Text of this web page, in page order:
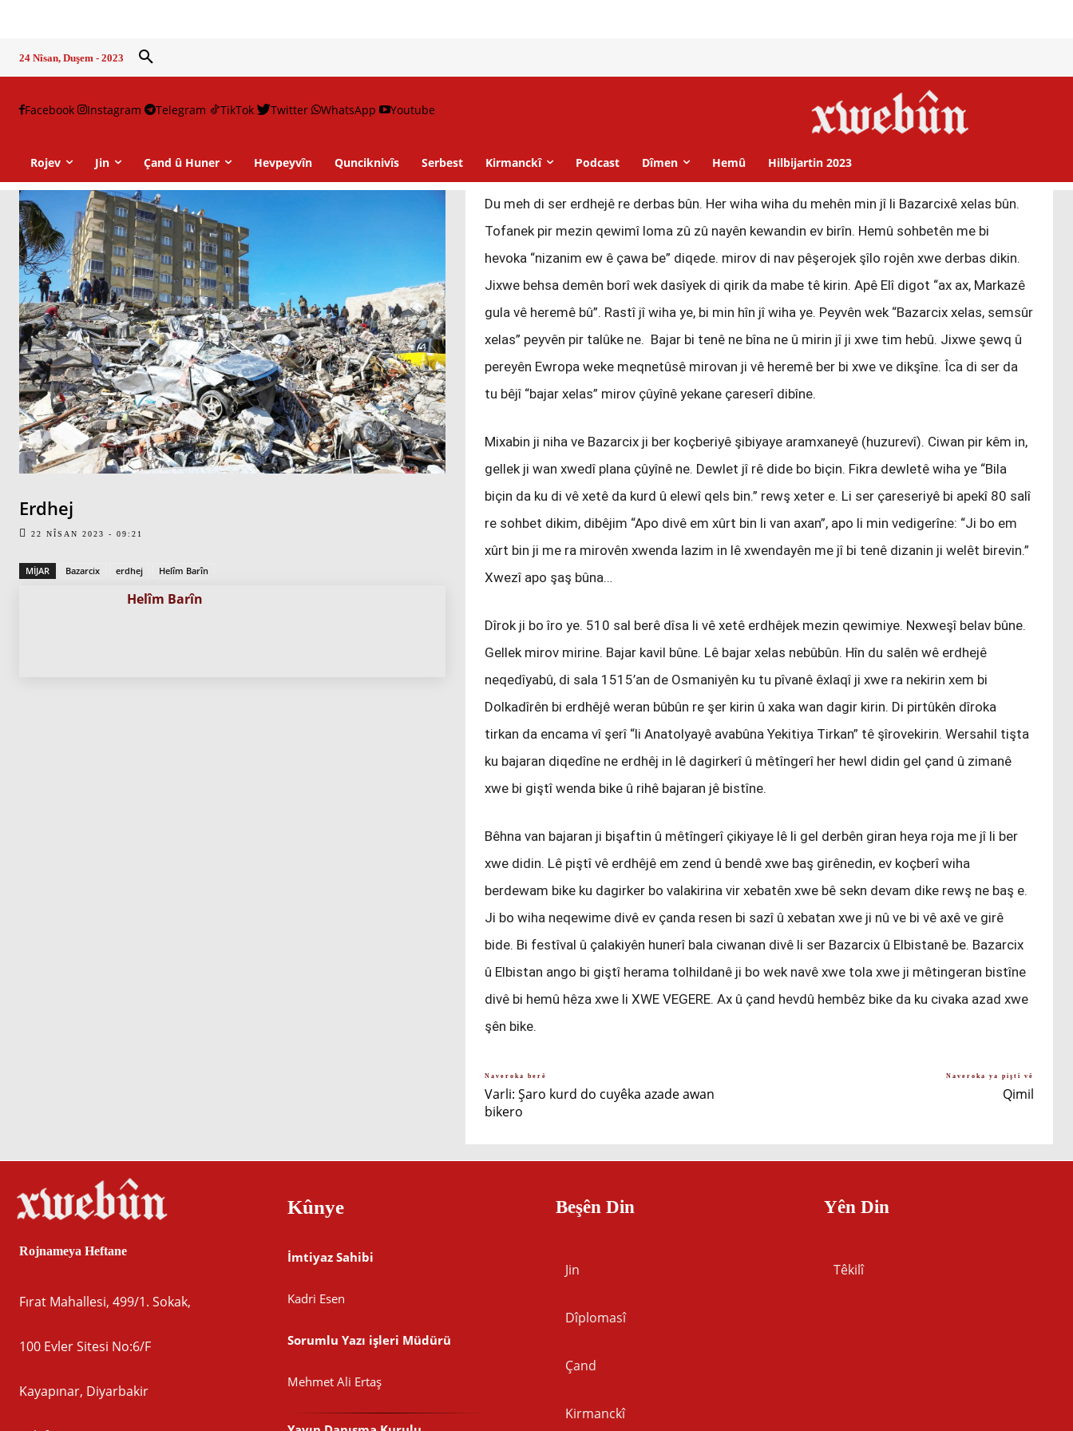
24 Nîsan, Duşem - 2023
Facebook Instagram Telegram TikTok Twitter WhatsApp Youtube
Rojev Jin Çand û Huner Hevpeyvîn Qunciknivîs Serbest Kirmanckî Podcast Dîmen Hemû Hilbijartin 2023
Erdhej
22 NÎSAN 2023 - 09:21
MIJAR Bazarcix erdhej Helîm Barîn
Helîm Barîn
Du meh di ser erdhejê re derbas bûn. Her wiha wiha du mehên min jî li Bazarcixê xelas bûn.
Tofanek pir mezin qewimî loma zû zû nayên kewandin ev birîn. Hemû sohbetên me bi
hevoka “nizanim ew ê çawa be” diqede. mirov di nav pêşerojek şîlo rojên xwe derbas dikin.
Jixwe behsa demên borî wek dasîyek di qirik da mabe tê kirin. Apê Elî digot “ax ax, Markazê
gula vê heremê bû”. Rastî jî wiha ye, bi min hîn jî wiha ye. Peyvên wek “Bazarcix xelas, semsûr
xelas” peyvên pir talûke ne. Bajar bi tenê ne bîna ne û mirin jî ji xwe tim hebû. Jixwe şewq û
pereyên Ewropa weke meqnetûsê mirovan ji vê heremê ber bi xwe ve dikşîne. Îca di ser da
tu bêjî “bajar xelas” mirov çûyînê yekane çareserî dibîne.
Mixabin ji niha ve Bazarcix ji ber koçberiyê şibiyaye aramxaneyê (huzurevî). Ciwan pir kêm in,
gellek ji wan xwedî plana çûyînê ne. Dewlet jî rê dide bo biçin. Fikra dewletê wiha ye “Bila
biçin da ku di vê xetê da kurd û elewî qels bin.” rewş xeter e. Li ser çareseriyê bi apekî 80 salî
re sohbet dikim, dibêjim “Apo divê em xûrt bin li van axan”, apo li min vedigerîne: “Ji bo em
xûrt bin ji me ra mirovên xwenda lazim in lê xwendayên me jî bi tenê dizanin ji welêt birevin.”
Xwezî apo şaş bûna…
Dîrok ji bo îro ye. 510 sal berê dîsa li vê xetê erdhêjek mezin qewimiye. Nexweşî belav bûne.
Gellek mirov mirine. Bajar kavil bûne. Lê bajar xelas nebûbûn. Hîn du salên wê erdhejê
neqedîyabû, di sala 1515’an de Osmaniyên ku tu pîvanê êxlaqî ji xwe ra nekirin xem bi
Dolkadîrên bi erdhêjê weran bûbûn re şer kirin û xaka wan dagir kirin. Di pirtûkên dîroka
tirkan da encama vî şerî “li Anatolyayê avabûna Yekitiya Tirkan” tê şîrovekirin. Wersahil tişta
ku bajaran diqedîne ne erdhêj in lê dagirkerî û mêtîngerî her hewl didin gel çand û zimanê
xwe bi giştî wenda bike û rihê bajaran jê bistîne.
Bêhna van bajaran ji bişaftin û mêtîngerî çikiyaye lê li gel derbên giran heya roja me jî li ber
xwe didin. Lê piştî vê erdhêjê em zend û bendê xwe baş girênedin, ev koçberî wiha
berdewam bike ku dagirker bo valakirina vir xebatên xwe bê sekn devam dike rewş ne baş e.
Ji bo wiha neqewime divê ev çanda resen bi sazî û xebatan xwe ji nû ve bi vê axê ve girê
bide. Bi festîval û çalakiyên hunerî bala ciwanan divê li ser Bazarcix û Elbistanê be. Bazarcix
û Elbistan ango bi giştî herama tolhildanê ji bo wek navê xwe tola xwe ji mêtingeran bistîne
divê bi hemû hêza xwe li XWE VEGERE. Ax û çand hevdû hembêz bike da ku civaka azad xwe
şên bike.
Naveroka berê
Varli: Şaro kurd do cuyêka azade awan
bikero
Naveroka ya piştî vê
Qimil
Rojnameya Heftane
Fırat Mahallesi, 499/1. Sokak,
100 Evler Sitesi No:6/F
Kayapınar, Diyarbakir
Kûnye
İmtiyaz Sahibi
Kadri Esen
Sorumlu Yazı işleri Müdürü
Mehmet Ali Ertaş
Beşên Din
Jin
Dîplomasî
Çand
Kirmanckî
Yên Din
Têkilî